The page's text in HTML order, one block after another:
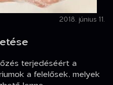
2018. június 11.
terjedéséért a
a felelősek, melyek